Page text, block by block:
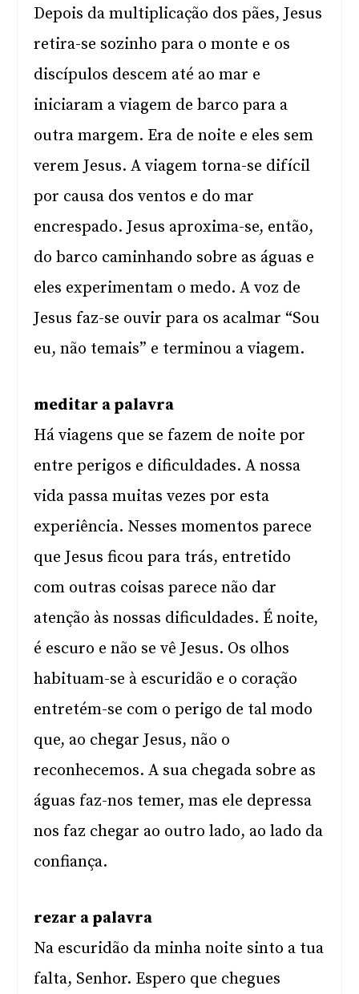
Depois da multiplicação dos pães, Jesus
retira-se sozinho para o monte e os
discípulos descem até ao mar e
iniciaram a viagem de barco para a
outra margem. Era de noite e eles sem
verem Jesus. A viagem torna-se difícil
por causa dos ventos e do mar
encrespado. Jesus aproxima-se, então,
do barco caminhando sobre as águas e
eles experimentam o medo. A voz de
Jesus faz-se ouvir para os acalmar “Sou
eu, não temais” e terminou a viagem.
meditar a palavra
Há viagens que se fazem de noite por
entre perigos e dificuldades. A nossa
vida passa muitas vezes por esta
experiência. Nesses momentos parece
que Jesus ficou para trás, entretido
com outras coisas parece não dar
atenção às nossas dificuldades. É noite,
é escuro e não se vê Jesus. Os olhos
habituam-se à escuridão e o coração
entretém-se com o perigo de tal modo
que, ao chegar Jesus, não o
reconhecemos. A sua chegada sobre as
águas faz-nos temer, mas ele depressa
nos faz chegar ao outro lado, ao lado da
confiança.
rezar a palavra
Na escuridão da minha noite sinto a tua
falta, Senhor. Espero que chegues